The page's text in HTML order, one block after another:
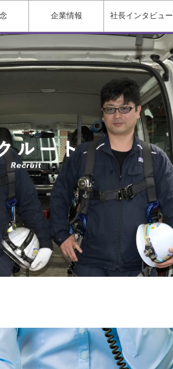
企業情報 社長インタビュー